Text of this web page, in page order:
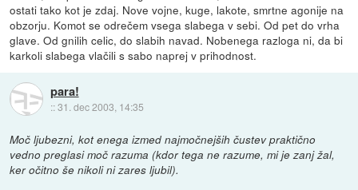
ostati tako kot je zdaj. Nove vojne, kuge, lakote, smrtne agonije na
obzorju. Komot se odrečem vsega slabega v sebi. Od pet do vrha
glave. Od gnilih celic, do slabih navad. Nobenega razloga ni, da bi
karkoli slabega vlačili s sabo naprej v prihodnost.
para!
::31. dec 2003, 14:35
Moč ljubezni, kot enega izmed najmočnejših čustev praktično
vedno preglasi moč razuma (kdor tega ne razume, mi je zanj žal,
ker očitno še nikoli ni zares ljubil).